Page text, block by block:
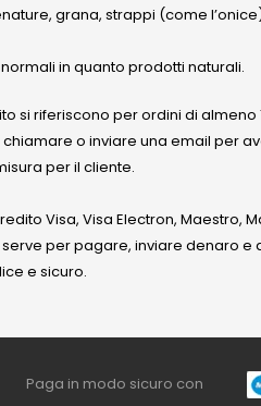
grana, strappi (come
in quanto prodotti naturali.
si riferiscono per ordini di almeno
o inviare una email per
per il cliente.
Visa, Visa Electron, Maestro,
serve per pagare, inviare denaro
e sicuro.
Paga in modo sicuro con